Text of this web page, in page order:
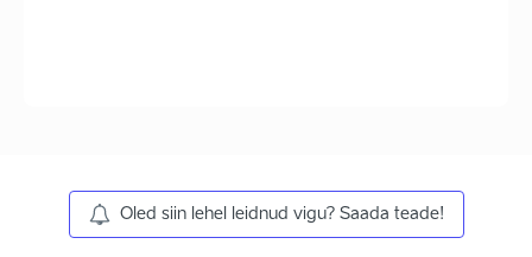
Oled siin lehel leidnud vigu? Saada teade!